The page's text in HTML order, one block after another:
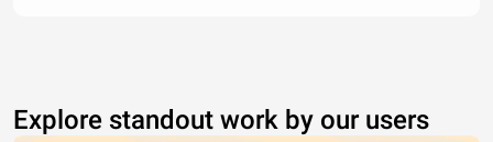
Explore standout work by our users